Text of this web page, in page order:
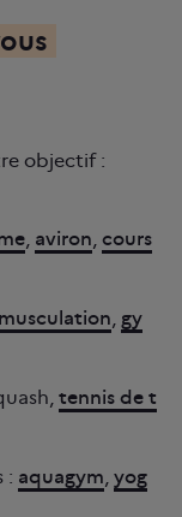
objectif :
, aviron, cours
musculation, gy
tennis de t
: aquagym, yog